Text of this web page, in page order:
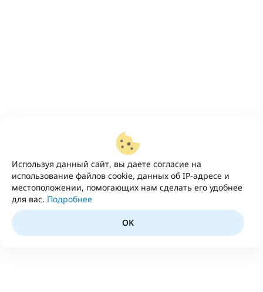
Используя данный сайт, вы даете согласие на
использование файлов cookie, данных об IP-адресе и
местоположении, помогающих нам сделать его удобнее
для вас. Подробнее
OK